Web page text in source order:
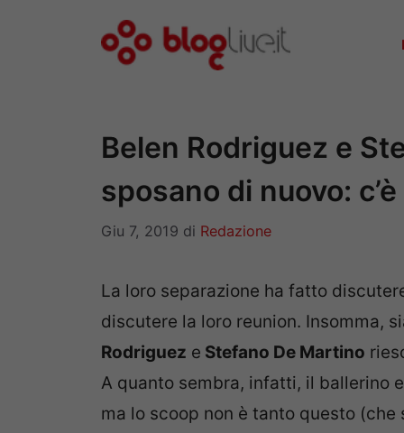
Belen Rodriguez e
sposano di nuovo:
Giu 7, 2019 di Redazione
La loro separazione ha fatto
discutere la loro reunion. Insomma,
Rodriguez e Stefano De Martino
A quanto sembra, infatti, il ballerino
ma lo scoop non è tanto questo